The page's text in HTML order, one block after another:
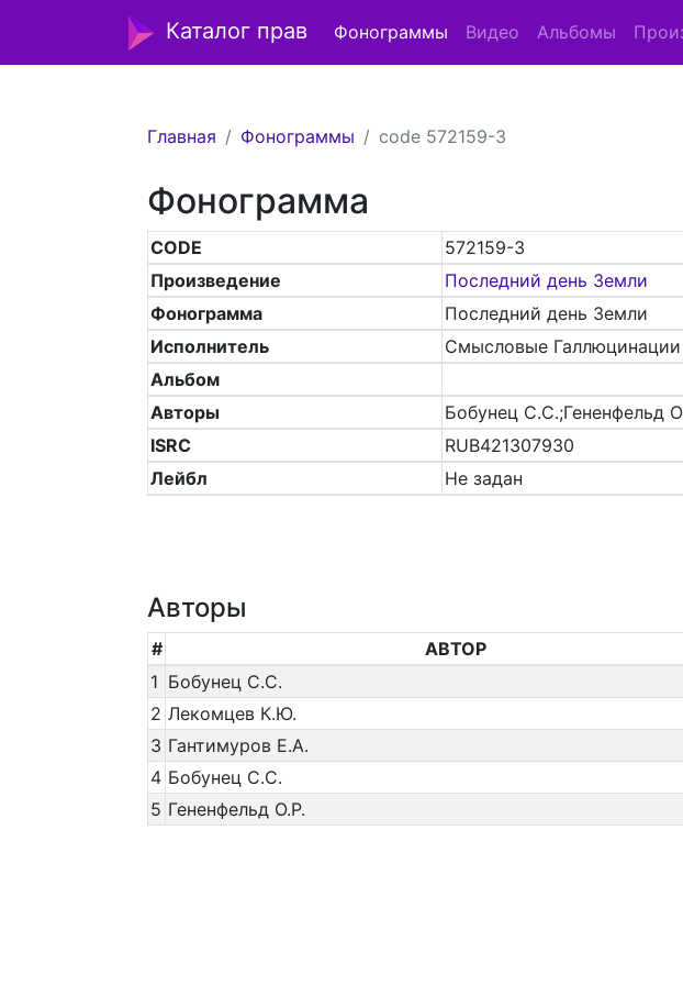
Каталог прав Фонограммы Видео Альбомы
Главная Фонограммы code 572159-3
Фонограмма
CODE
572159-3
Произведение
Последний день Земли
Фонограмма
Последний день Земли
Исполнитель
Смысловые Галлюцинации
Альбом
Авторы
Бобунец С.С.;Гененфельд
ISRC
RUB421307930
Лейбл
Не задан
Авторы
# АВТОР
1 Бобунец С.С.
2 Лекомцев К.Ю.
3 Гантимуров Е.А.
4 Бобунец С.С.
5 Гененфельд О.Р.